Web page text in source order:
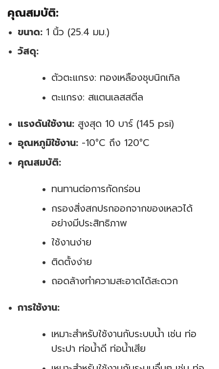
คุณสมบัติ:
ขนาด:1 นิ้ว (25.4 มม.)
วัสดุ:
ตัวตะแกรง: ทองเหลืองชุบนิกเกิล
ตะแกรง: สแตนเลสสตีล
แรงดันใช้งาน:สูงสุด 10 บาร์ (145 psi)
อุณหภูมิใช้งาน:-10°C ถึง 120°C
คุณสมบัติ:
ทนทานต่อการกัดกร่อน
กรองสิ่งสกปรกออกจากของเหลวได้
อย่างมีประสิทธิภาพ
ใช้งานง่าย
ติดตั้งง่าย
ถอดล้างทำความสะอาดได้สะดวก
การใช้งาน:
เหมาะสำหรับใช้งานกับระบบน้ำ เช่น ท่อ
ประปา ท่อน้ำดี ท่อน้ำเสีย